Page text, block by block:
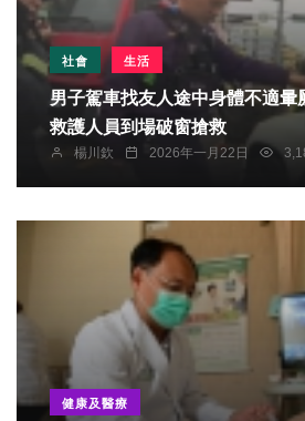
社會 生活
男子駕車找友人途中身體不適暈
救護人員到場破窗搶救
楊川欽 2026年一月22日
健康及醫療